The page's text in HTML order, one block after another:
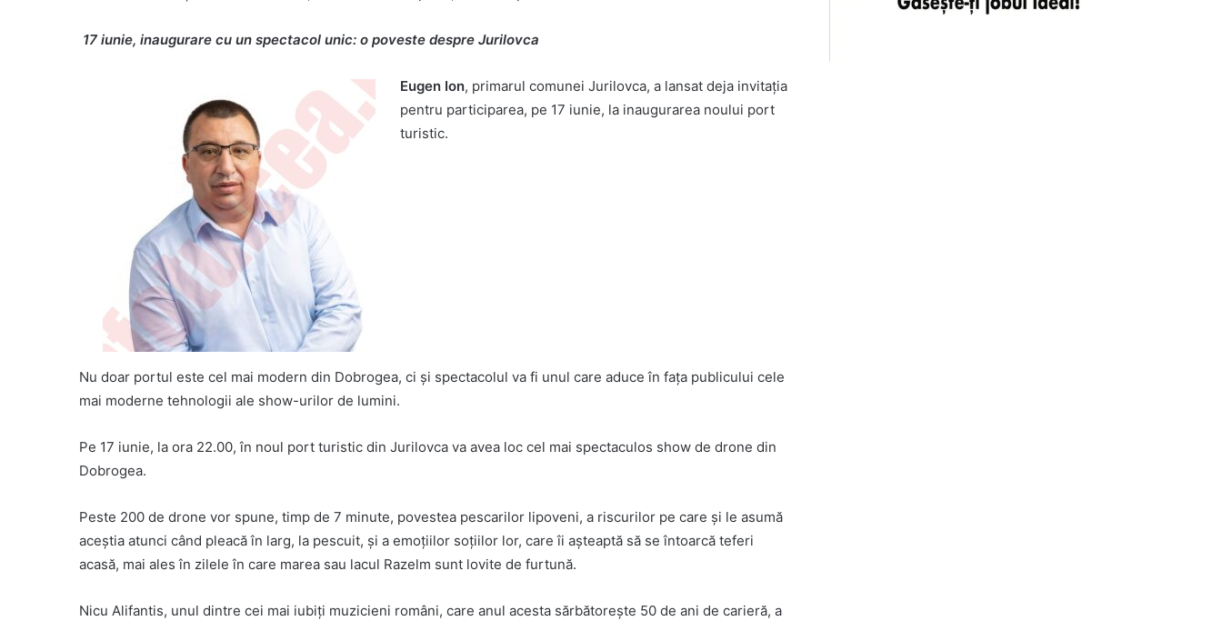
17 iunie, inaugurare cu un spectacol unic: o poveste despre Jurilovca
Eugen Ion, primarul comunei Jurilovca, a lansat deja invitația
pentru participarea, pe 17 iunie, la inaugurarea noului port
turistic.
Nu doar portul este cel mai modern din Dobrogea, ci și spectacolul va fi unul care aduce în fața publicului cele
mai moderne tehnologii ale show-urilor de lumini.
Pe 17 iunie, la ora 22.00, în noul port turistic din Jurilovca va avea loc cel mai spectaculos show de drone din
Dobrogea.
Peste 200 de drone vor spune, timp de 7 minute, povestea pescarilor lipoveni, a riscurilor pe care și le asumă
aceștia atunci când pleacă în larg, la pescuit, și a emoțiilor soțiilor lor, care îi așteaptă să se întoarcă teferi
acasă, mai ales în zilele în care marea sau lacul Razelm sunt lovite de furtună.
Nicu Alifantis, unul dintre cei mai iubiți muzicieni români, care anul acesta sărbătorește 50 de ani de carieră, a